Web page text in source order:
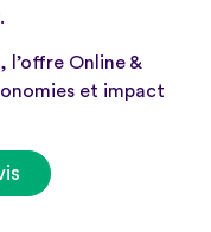
l’offre Online &
et impact